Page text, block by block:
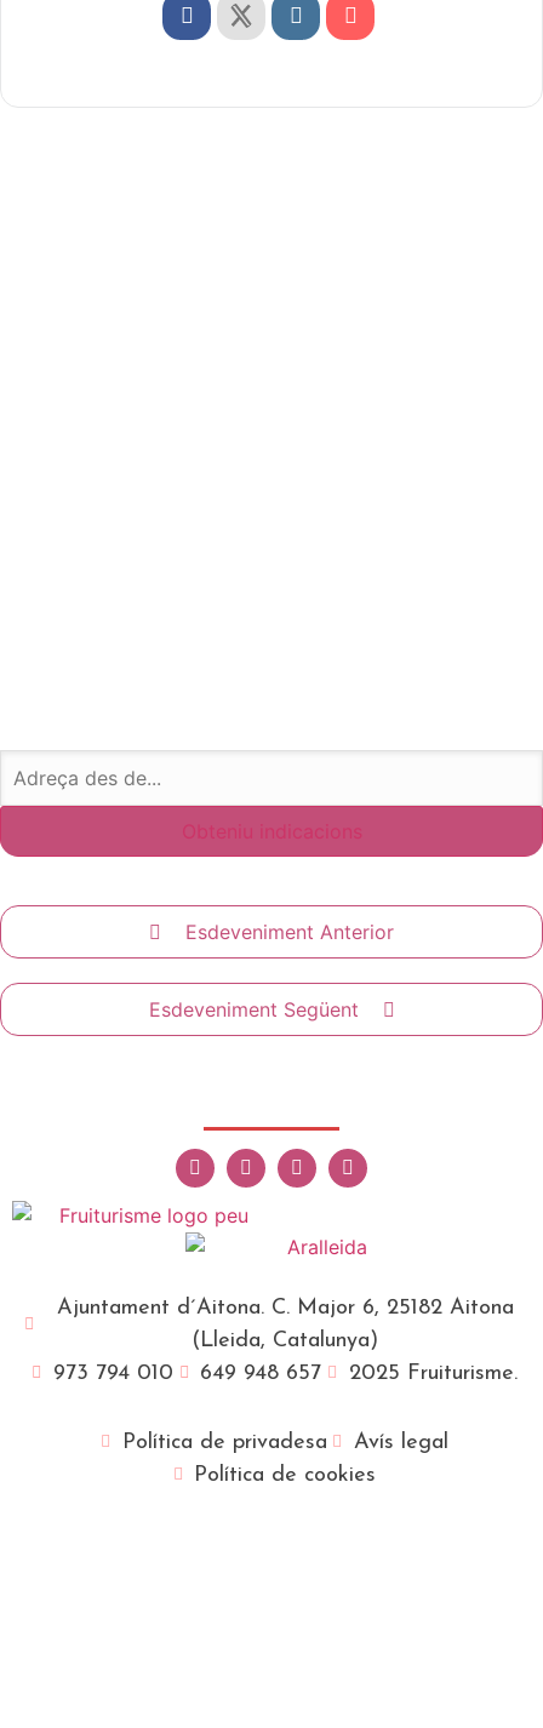
Esdeveniment Anterior
Esdeveniment Següent
Ajuntament d´Aitona. C. Major 6, 25182 Aitona
(Lleida, Catalunya)
973 794 010
649 948 657 2025 Fruiturisme.
Política de privadesa
Avís legal
Política de cookies